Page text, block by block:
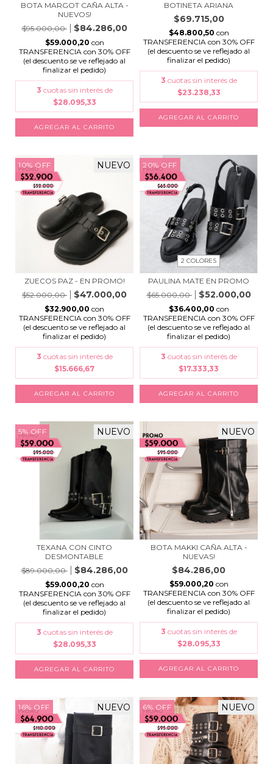
BOTA MARGOT CAÑA ALTA -
NUEVOS!
$95.000,00
$84.286,00
$59.000,20 con
TRANSFERENCIA con 30% OFF
(el descuento se ve reflejado al
finalizar el pedido)
3 cuotas sin interés de
$28.095,33
AGREGAR AL CARRITO
BOTINETA ARIANA
$69.715,00
$48.800,50 con
TRANSFERENCIA con 30% OFF
(el descuento se ve reflejado al
finalizar el pedido)
3 cuotas sin interés de
$23.238,33
AGREGAR AL CARRITO
10% OFF NUEVO
ZUECOS PAZ - EN PROMO!
$52.000,00
$47.000,00
$32.900,00 con
TRANSFERENCIA con 30% OFF
(el descuento se ve reflejado al
finalizar el pedido)
3 cuotas sin interés de
$15.666,67
AGREGAR AL CARRITO
20% OFF
2 COLORES
PAULINA MATE EN PROMO
$65.000,00
$52.000,00
$36.400,00 con
TRANSFERENCIA con 30% OFF
(el descuento se ve reflejado al
finalizar el pedido)
3 cuotas sin interés de
$17.333,33
AGREGAR AL CARRITO
5% OFF NUEVO
TEXANA CON CINTO
DESMONTABLE
$89.000,00
$84.286,00
$59.000,20 con
TRANSFERENCIA con 30% OFF
(el descuento se ve reflejado al
finalizar el pedido)
3 cuotas sin interés de
$28.095,33
AGREGAR AL CARRITO
NUEVO
BOTA MAKKI CAÑA ALTA -
NUEVAS!
$84.286,00
$59.000,20 con
TRANSFERENCIA con 30% OFF
(el descuento se ve reflejado al
finalizar el pedido)
3 cuotas sin interés de
$28.095,33
AGREGAR AL CARRITO
16% OFF NUEVO 6% OFF NUEVO